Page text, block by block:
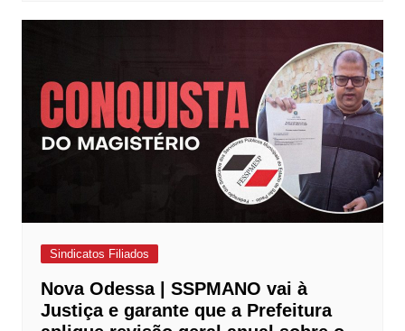
Sindicatos Filiados
Nova Odessa | SSPMANO vai à
Justiça e garante que a Prefeitura